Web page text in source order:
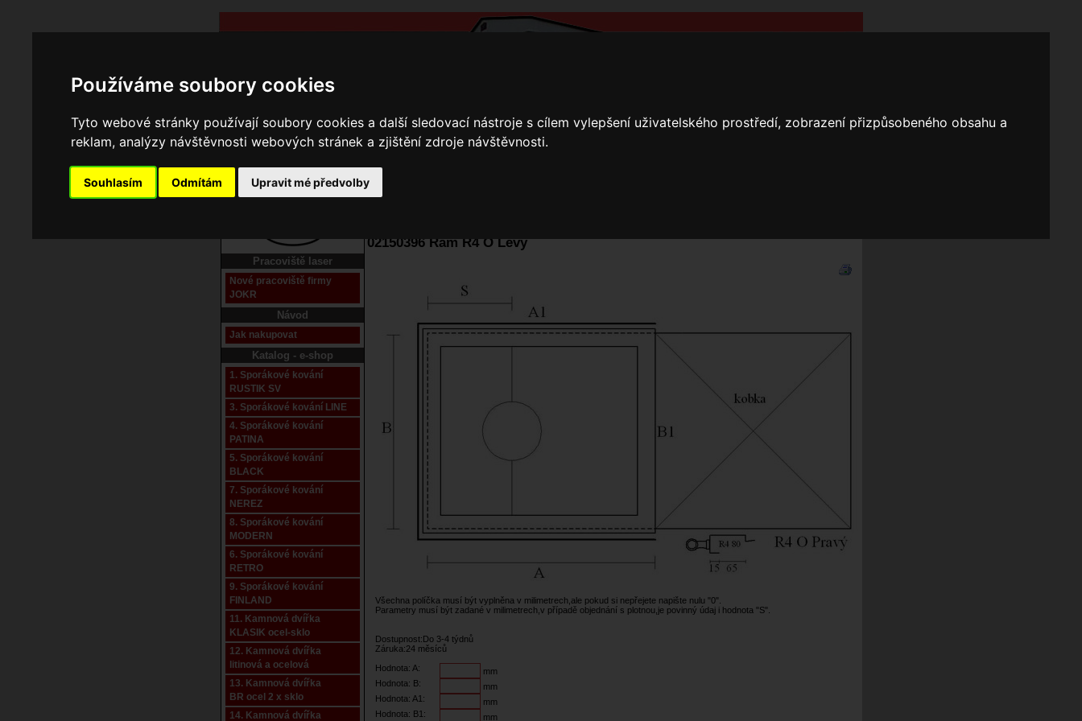
Používáme soubory cookies
Tyto webové stránky používají soubory cookies a další sledovací nástroje s cílem vylepšení uživatelského prostředí, zobrazení přizpůsobeného obsahu a
reklam, analýzy návštěvnosti webových stránek a zjištění zdroje návštěvnosti.
Souhlasím Odmítám Upravit mé předvolby
Domů Kontakty
Pracoviště laser
Nové pracoviště firmy
JOKR
Návod
Jak nakupovat
Katalog - e-shop
1. Sporákové kování
RUSTIK SV
3. Sporákové kování LINE
4. Sporákové kování
PATINA
5. Sporákové kování
BLACK
7. Sporákové kování
NEREZ
8. Sporákové kování
MODERN
6. Sporákové kování
RETRO
9. Sporákové kování
FINLAND
11. Kamnová dvířka
KLASIK ocel-sklo
12. Kamnová dvířka
litinová a ocelová
13. Kamnová dvířka
BR ocel 2 x sklo
14. Kamnová dvířka
02150396 Rám R4 O Levý
Všechna políčka musí být vyplněna v milimetrech,ale pokud si nepřejete napište nulu "0".
Parametry musí být zadané v milimetrech,v případě objednání s plotnou,je povinný údaj i hodnota "S".
Dostupnost:Do 3-4 týdnů
Záruka:24 měsíců
Hodnota: A:
mm
Hodnota: B:
mm
Hodnota: A1:
mm
Hodnota: B1:
mm